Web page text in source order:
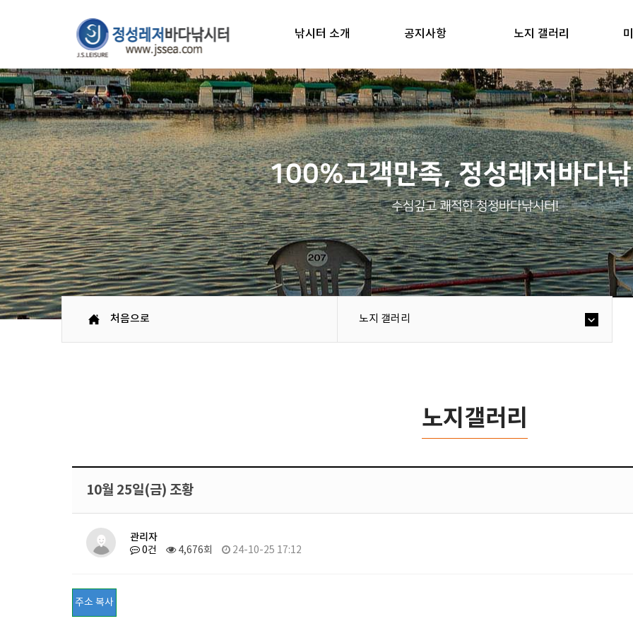
낚시터 소개 공지사항 노지 갤러리
100%고객만족, 정성레저바다
수심깊고 쾌적한 청정바다낚시터!
처음으로 노지 갤러리
노지갤러리
10월 25일(금) 조황
관리자
0건 4,676회 24-10-25 17:12
주소 복사